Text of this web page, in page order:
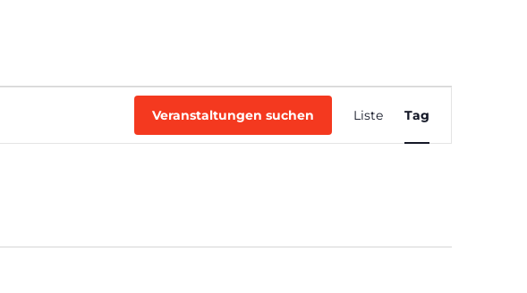
Veranstaltungen suchen
Veranstaltung
Ansichten-
Navigation
Liste Tag